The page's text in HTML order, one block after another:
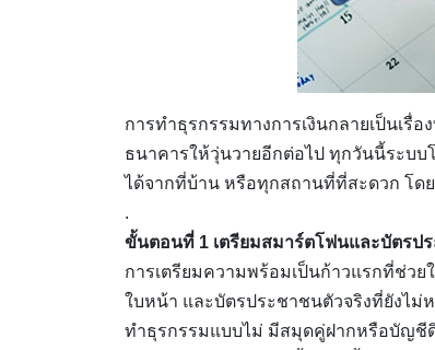
การทำธุรกรรมทางการเงินกลายเป็นเรื่
ธนาคารให้วุ่นวายอีกต่อไป ทุกวันนี้ระบ
ได้จากที่บ้าน หรือทุกสถานที่ที่สะดวก โด
.
ขั้นตอนที่ 1 เตรียมสมาร์ตโฟนและบัตรป
การเตรียมความพร้อมเป็นก้าวแรกที่ช่ว
ใบหน้า และบัตรประชาชนตัวจริงที่ยังไม่
ทำธุรกรรมแบบไม่ มีสมุดคู่ฝากหรือบัญชี